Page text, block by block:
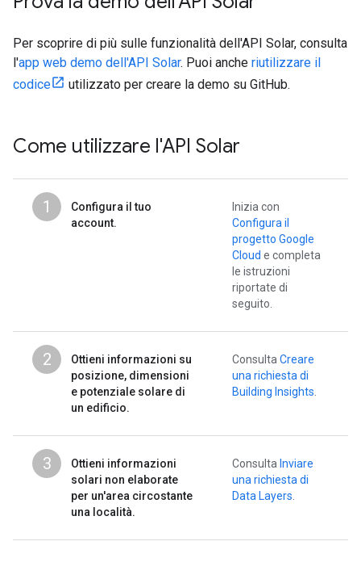
Per scoprire di più sulle funzionalità dell'API Solar, consulta
l'app web demo dell'API Solar. Puoi anche riutilizzare il
codice
utilizzato per creare la demo su GitHub.
Come utilizzare l'API Solar
1
Configura il tuo
account.
Inizia con
Configura il
progetto Google
Cloud e completa
le istruzioni
riportate di
seguito.
2
Ottieni informazioni su
posizione, dimensioni
e potenziale solare di
un edificio.
Consulta Creare
una richiesta di
Building Insights
3
Ottieni informazioni
solari non elaborate
per un'area circostante
una località.
Consulta Inviare
una richiesta di
Data Layers